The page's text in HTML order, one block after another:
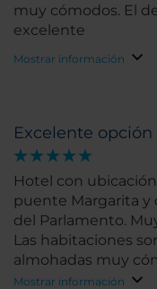
muy cómodos. El
excelente
Mostrar información
Excelente
Hotel con
puente Margarita y
del Parlamento.
Las habitaciones
almohadas muy
bañera y secador.
Mostrar información